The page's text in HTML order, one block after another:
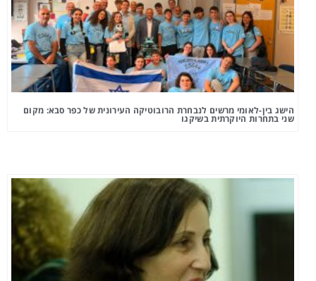
הישג בין-לאומי מרשים לנבחרת הרובוטיקה העירונית של כפר סבא: מקום
שני בתחרות היוקרתית בשיקגו